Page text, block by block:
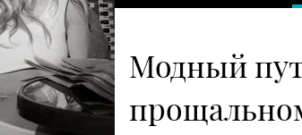
Модный